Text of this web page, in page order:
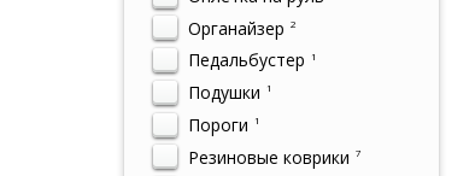
Органайзер 2
Педальбустер 1
Подушки 1
Пороги 1
Резиновые коврики 7